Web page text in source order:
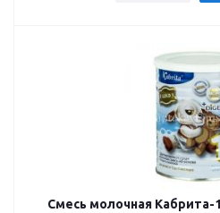
Смесь молочная Кабрита-